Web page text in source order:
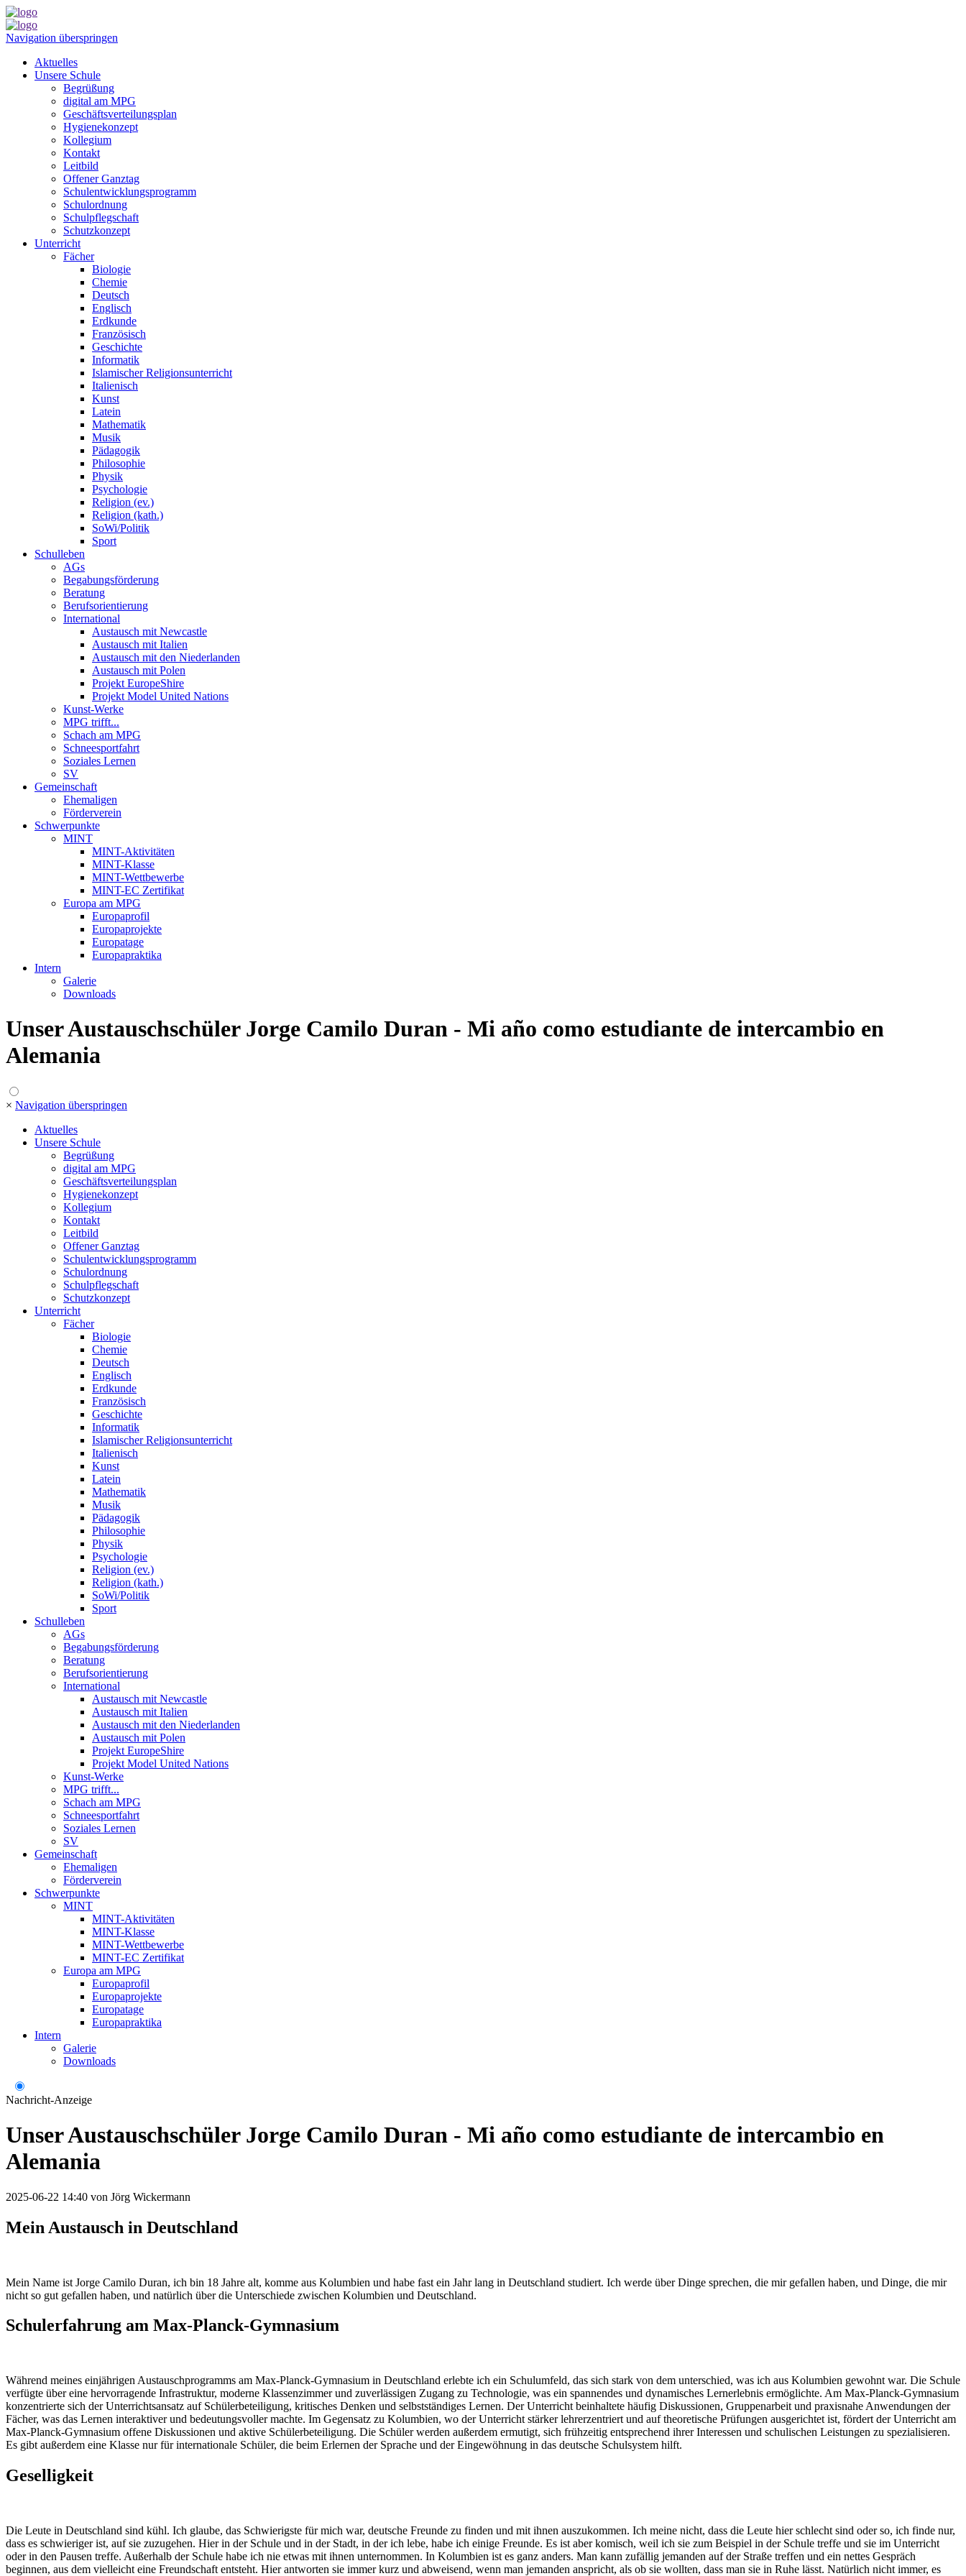
Navigation überspringen
Aktuelles
Unsere Schule
Begrüßung
digital am MPG
Geschäftsverteilungsplan
Hygienekonzept
Kollegium
Kontakt
Leitbild
Offener Ganztag
Schulentwicklungsprogramm
Schulordnung
Schulpflegschaft
Schutzkonzept
Unterricht
Fächer
Biologie
Chemie
Deutsch
Englisch
Erdkunde
Französisch
Geschichte
Informatik
Islamischer Religionsunterricht
Italienisch
Kunst
Latein
Mathematik
Musik
Pädagogik
Philosophie
Physik
Psychologie
Religion (ev.)
Religion (kath.)
SoWi/Politik
Sport
Schulleben
AGs
Begabungsförderung
Beratung
Berufsorientierung
International
Austausch mit Newcastle
Austausch mit Italien
Austausch mit den Niederlanden
Austausch mit Polen
Projekt EuropeShire
Projekt Model United Nations
Kunst-Werke
MPG trifft...
Schach am MPG
Schneesportfahrt
Soziales Lernen
SV
Gemeinschaft
Ehemaligen
Förderverein
Schwerpunkte
MINT
MINT-Aktivitäten
MINT-Klasse
MINT-Wettbewerbe
MINT-EC Zertifikat
Europa am MPG
Europaprofil
Europaprojekte
Europatage
Europapraktika
Intern
Galerie
Downloads
Unser Austauschschüler Jorge Camilo Duran - Mi año como estudiante de intercambio en
Alemania
× Navigation überspringen
Aktuelles
Unsere Schule
Begrüßung
digital am MPG
Geschäftsverteilungsplan
Hygienekonzept
Kollegium
Kontakt
Leitbild
Offener Ganztag
Schulentwicklungsprogramm
Schulordnung
Schulpflegschaft
Schutzkonzept
Unterricht
Fächer
Biologie
Chemie
Deutsch
Englisch
Erdkunde
Französisch
Geschichte
Informatik
Islamischer Religionsunterricht
Italienisch
Kunst
Latein
Mathematik
Musik
Pädagogik
Philosophie
Physik
Psychologie
Religion (ev.)
Religion (kath.)
SoWi/Politik
Sport
Schulleben
AGs
Begabungsförderung
Beratung
Berufsorientierung
International
Austausch mit Newcastle
Austausch mit Italien
Austausch mit den Niederlanden
Austausch mit Polen
Projekt EuropeShire
Projekt Model United Nations
Kunst-Werke
MPG trifft...
Schach am MPG
Schneesportfahrt
Soziales Lernen
SV
Gemeinschaft
Ehemaligen
Förderverein
Schwerpunkte
MINT
MINT-Aktivitäten
MINT-Klasse
MINT-Wettbewerbe
MINT-EC Zertifikat
Europa am MPG
Europaprofil
Europaprojekte
Europatage
Europapraktika
Intern
Galerie
Downloads
Nachricht-Anzeige
Unser Austauschschüler Jorge Camilo Duran - Mi año como estudiante de intercambio en
Alemania
2025-06-22 14:40 von Jörg Wickermann
Mein Austausch in Deutschland
Mein Name ist Jorge Camilo Duran, ich bin 18 Jahre alt, komme aus Kolumbien und habe fast ein Jahr lang in Deutschland studiert. Ich werde über Dinge sprechen, die mir gefallen haben, und Dinge, die mir
nicht so gut gefallen haben, und natürlich über die Unterschiede zwischen Kolumbien und Deutschland.
Schulerfahrung am Max-Planck-Gymnasium
Während meines einjährigen Austauschprogramms am Max-Planck-Gymnasium in Deutschland erlebte ich ein Schulumfeld, das sich stark von dem unterschied, was ich aus Kolumbien gewohnt war. Die Schule
verfügte über eine hervorragende Infrastruktur, moderne Klassenzimmer und zuverlässigen Zugang zu Technologie, was ein spannendes und dynamisches Lernerlebnis ermöglichte. Am Max-Planck-Gymnasium
konzentrierte sich der Unterrichtsansatz auf Schülerbeteiligung, kritisches Denken und selbstständiges Lernen. Der Unterricht beinhaltete häufig Diskussionen, Gruppenarbeit und praxisnahe Anwendungen der
Fächer, was das Lernen interaktiver und bedeutungsvoller machte. Im Gegensatz zu Kolumbien, wo der Unterricht stärker lehrerzentriert und auf theoretische Prüfungen ausgerichtet ist, fördert der Unterricht am
Max-Planck-Gymnasium offene Diskussionen und aktive Schülerbeteiligung. Die Schüler werden außerdem ermutigt, sich frühzeitig entsprechend ihrer Interessen und schulischen Leistungen zu spezialisieren.
Es gibt außerdem eine Klasse nur für internationale Schüler, die beim Erlernen der Sprache und der Eingewöhnung in das deutsche Schulsystem hilft.
Geselligkeit
Die Leute in Deutschland sind kühl. Ich glaube, das Schwierigste für mich war, deutsche Freunde zu finden und mit ihnen auszukommen. Ich meine nicht, dass die Leute hier schlecht sind oder so, ich finde nur,
dass es schwieriger ist, auf sie zuzugehen. Hier in der Schule und in der Stadt, in der ich lebe, habe ich einige Freunde. Es ist aber komisch, weil ich sie zum Beispiel in der Schule treffe und sie im Unterricht
oder in den Pausen treffe. Außerhalb der Schule habe ich nie etwas mit ihnen unternommen. In Kolumbien ist es ganz anders. Man kann zufällig jemanden auf der Straße treffen und ein nettes Gespräch
beginnen, aus dem vielleicht eine Freundschaft entsteht. Hier antworten sie immer kurz und abweisend, wenn man jemanden anspricht, als ob sie wollten, dass man sie in Ruhe lässt. Natürlich nicht immer, es